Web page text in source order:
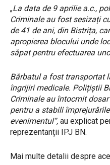
„La data de 9 aprilie a.c.,
Criminale au fost sesizați
de 41 de ani, din Bistrița,
apropierea blocului unde
săpat pentru efectuarea
Bărbatul a fost transportat
îngrijiri medicale. Polițiștii
Criminale au întocmit
pentru a stabili
evenimentul”, au explicat
reprezentanții IPJ BN.
Mai multe detalii despre